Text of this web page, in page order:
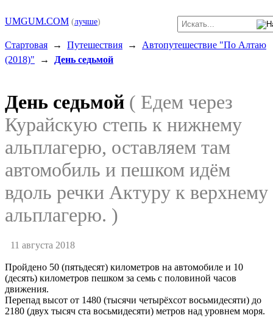
UMGUM.COM (лучше)
Стартовая → Путешествия → Автопутешествие "По Алтаю
(2018)" → День седьмой
День седьмой ( Едем через
Курайскую степь к нижнему
альплагерю, оставляем там
автомобиль и пешком идём
вдоль речки Актуру к верхнему
альплагерю. )
11 августа 2018
Пройдено 50 (пятьдесят) километров на автомобиле и 10
(десять) километров пешком за семь с половиной часов
движения.
Перепад высот от 1480 (тысячи четырёхсот восьмидесяти) до
2180 (двух тысяч ста восьмидесяти) метров над уровнем моря.